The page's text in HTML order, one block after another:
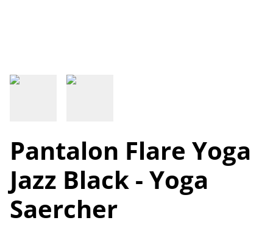
Pantalon Flare Yoga
Jazz Black - Yoga
Saercher